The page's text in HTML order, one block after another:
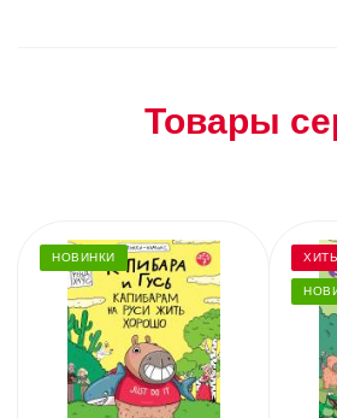
Товары
НОВИНКИ